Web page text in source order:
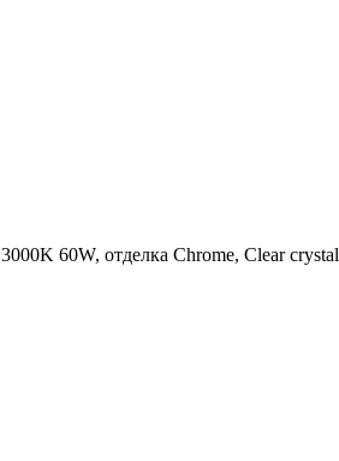
60W, отделка Chrome, Clear crystal